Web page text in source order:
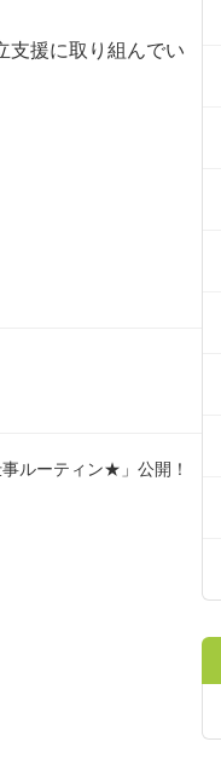
支援に取り組んでい
ルーティン★」公開！